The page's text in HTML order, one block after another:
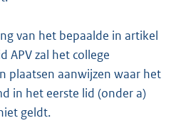
van het bepaalde in artikel
APV zal het college
plaatsen aanwijzen waar het
in het eerste lid (onder a)
geldt.